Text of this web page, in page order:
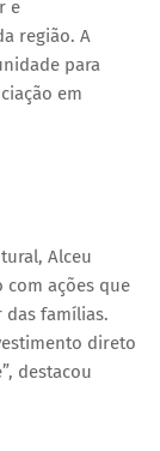
e
região. A
para
em
Alceu
com ações que
das famílias.
direto
destacou